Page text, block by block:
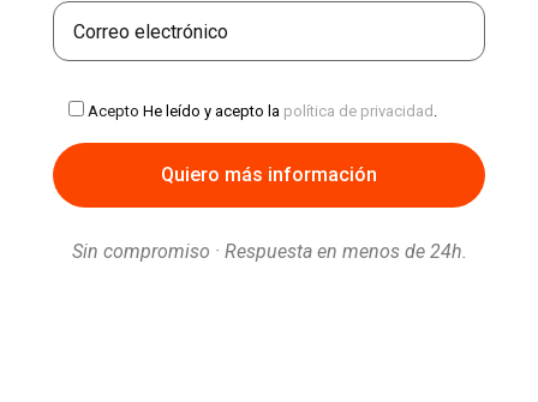
Acepto He leído y acepto la política de privacidad .
Sin compromiso · Respuesta en menos de 24h.